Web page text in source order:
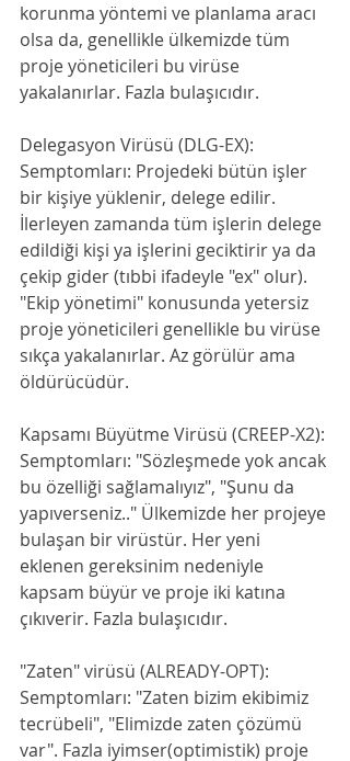
korunma yöntemi ve planlama aracı
olsa da, genellikle ülkemizde tüm
proje yöneticileri bu virüse
yakalanırlar. Fazla bulaşıcıdır.
Delegasyon Virüsü (DLG-EX):
Semptomları: Projedeki bütün işler
bir kişiye yüklenir, delege edilir.
İlerleyen zamanda tüm işlerin delege
edildiği kişi ya işlerini geciktirir ya da
çekip gider (tıbbi ifadeyle "ex" olur).
"Ekip yönetimi" konusunda yetersiz
proje yöneticileri genellikle bu virüse
sıkça yakalanırlar. Az görülür ama
öldürücüdür.
Kapsamı Büyütme Virüsü (CREEP-X2):
Semptomları: "Sözleşmede yok ancak
bu özelliği sağlamalıyız", "Şunu da
yapıverseniz.." Ülkemizde her projeye
bulaşan bir virüstür. Her yeni
eklenen gereksinim nedeniyle
kapsam büyür ve proje iki katına
çıkıverir. Fazla bulaşıcıdır.
"Zaten" virüsü (ALREADY-OPT):
Semptomları: "Zaten bizim ekibimiz
tecrübeli", "Elimizde zaten çözümü
var". Fazla iyimser(optimistik) proje